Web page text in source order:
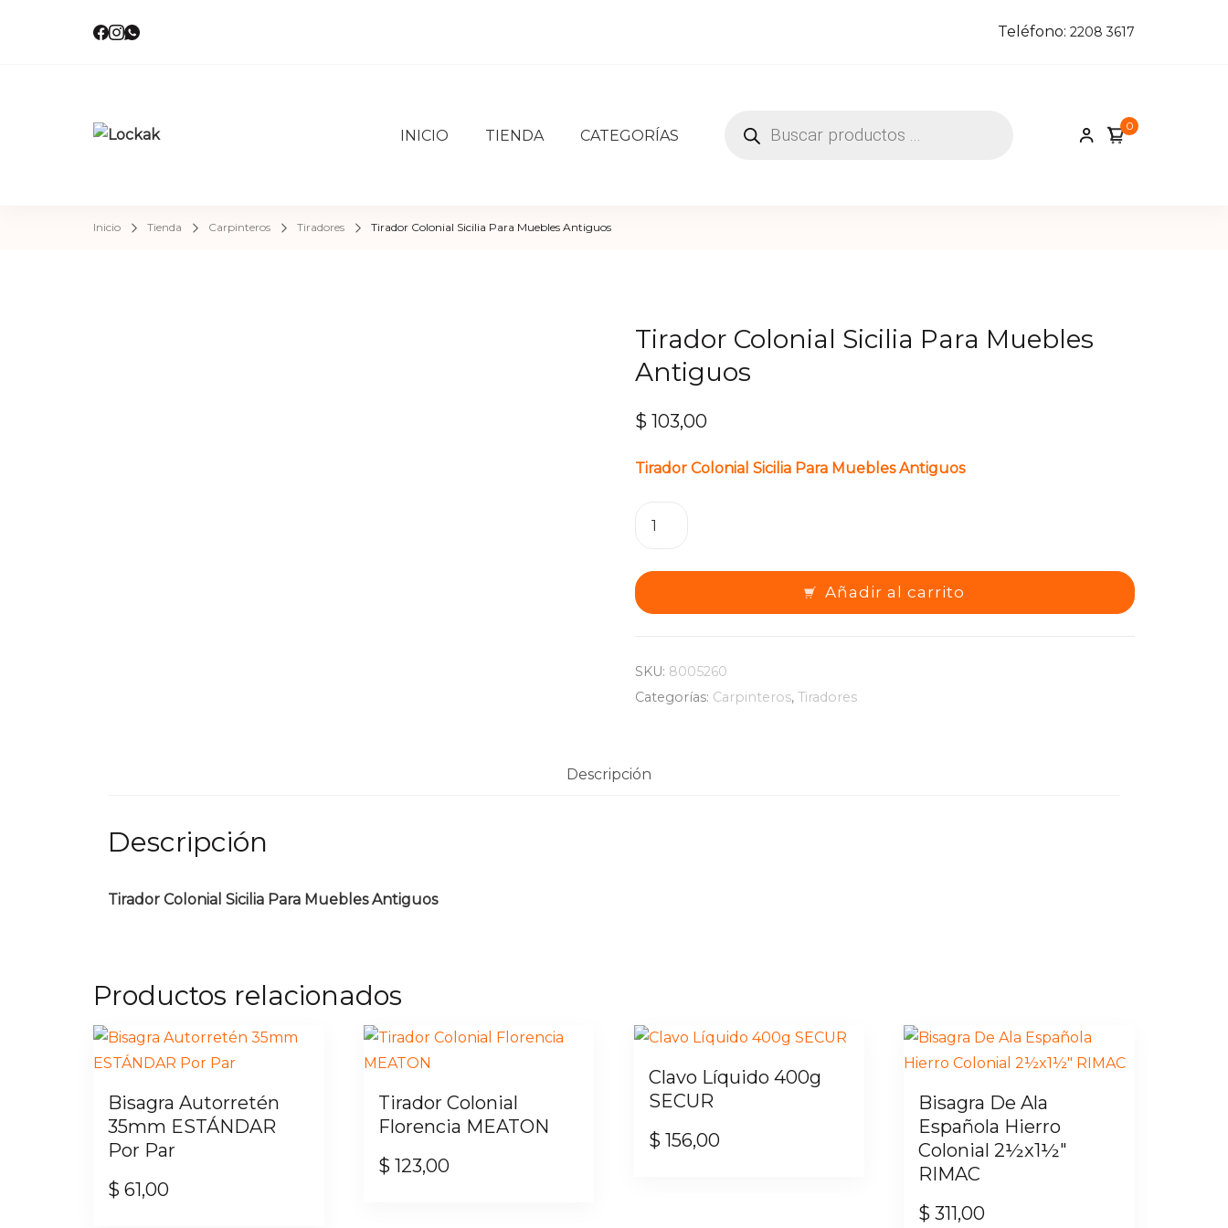
Teléfono: 2208 3617
Tienda de herrajes e insumos para herreros, carpinteros, pintores, cerrajeros y construcción
INICIO TIENDA CATEGORÍAS
0
Inicio Tienda Carpinteros Tiradores Tirador Colonial Sicilia Para Muebles Antiguos
Tirador Colonial Sicilia Para Muebles
Antiguos
$ 103,00
Tirador Colonial Sicilia Para Muebles Antiguos
Colonial
Para
Muebles
Añadir al carrito
SKU: 8005260
Categorías: Carpinteros, Tiradores
Descripción
Descripción
Tirador Colonial Sicilia Para Muebles Antiguos
Productos relacionados
Bisagra Autorretén
35mm ESTÁNDAR
Por Par
$ 61,00
Tirador Colonial
Florencia MEATON
$ 123,00
Clavo Líquido 400g
SECUR
$ 156,00
Bisagra De Ala
Española Hierro
Colonial 2½x1½″
RIMAC
$ 311,00